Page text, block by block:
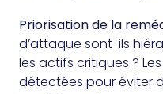
Priorisation de la
d’attaque sont-ils
les actifs critiques ?
détectées pour éviter